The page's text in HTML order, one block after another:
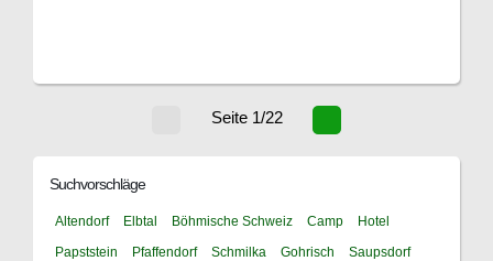
Seite 1/22
Suchvorschläge
Altendorf Elbtal Böhmische Schweiz Camp
Hotel
Papststein
Pfaffendorf Schmilka Gohrisch Saupsdorf